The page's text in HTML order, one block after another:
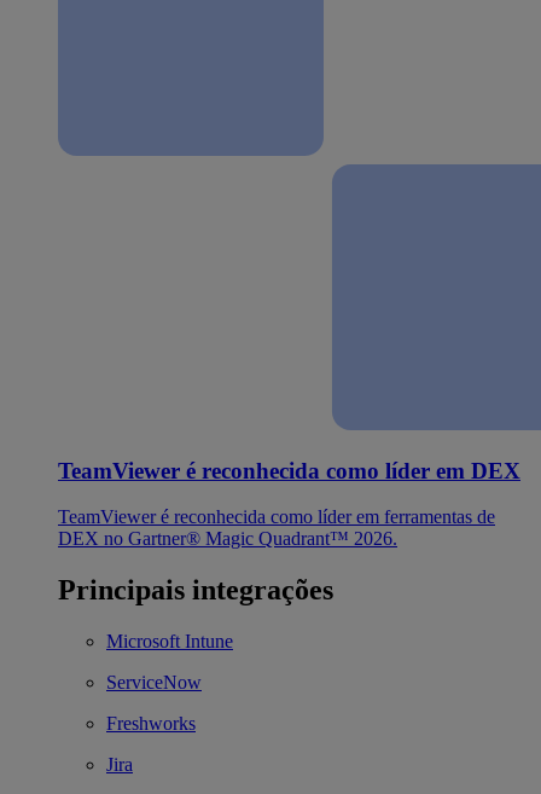
TeamViewer é reconhecida como líder em DEX
TeamViewer é reconhecida como líder em ferramentas de
DEX no Gartner® Magic Quadrant™ 2026.
Principais integrações
Microsoft Intune
ServiceNow
Freshworks
Jira